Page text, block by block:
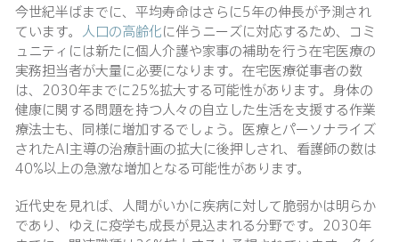
今世紀半ばまでに、平均寿命はさらに5年の伸長が予測され
ています。 人口の高齢化に伴うニーズに対応するため、コミ
ュニティには新たに個人介護や家事の補助を行う在宅医療の
実務担当者が大量に必要になります。在宅医療従事者の数
は、2030年までに25%拡大する可能性があります。身体の
健康に関する問題を持つ人々の自立した生活を支援する作業
療法士も、同様に増加するでしょう。医療とパーソナライズ
されたAI主導の治療計画の拡大に後押しされ、看護師の数は
40%以上の急激な増加となる可能性があります。
近代史を見れば、人間がいかに疾病に対して脆弱かは明らか
であり、ゆえに疫学も成長が見込まれる分野です。2030年